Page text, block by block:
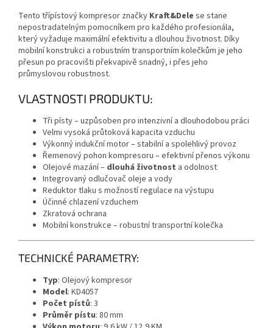
Tento třípístový kompresor značky Kraft&Dele se stane
nepostradatelným pomocníkem pro každého profesionála,
který vyžaduje maximální efektivitu a dlouhou životnost. Díky
mobilní konstrukci a robustním transportním kolečkům je jeho
přesun po pracovišti překvapivě snadný, i přes jeho
průmyslovou robustnost.
VLASTNOSTI PRODUKTU:
Tři písty – uzpůsoben pro intenzivní a dlouhodobou práci
Velmi vysoká průtoková kapacita vzduchu
Výkonný indukční motor – stabilní a spolehlivý provoz
Řemenový pohon kompresoru – efektivní přenos výkonu
Olejové mazání – dlouhá životnost a odolnost
Integrovaný odlučovač oleje a vody
Reduktor tlaku s možností regulace na výstupu
Účinné chlazení vzduchem
Zkratová ochrana
Mobilní konstrukce – robustní transportní kolečka
TECHNICKÉ PARAMETRY:
Typ: Olejový kompresor
Model: KD4057
Počet pístů: 3
Průměr pístu: 80 mm